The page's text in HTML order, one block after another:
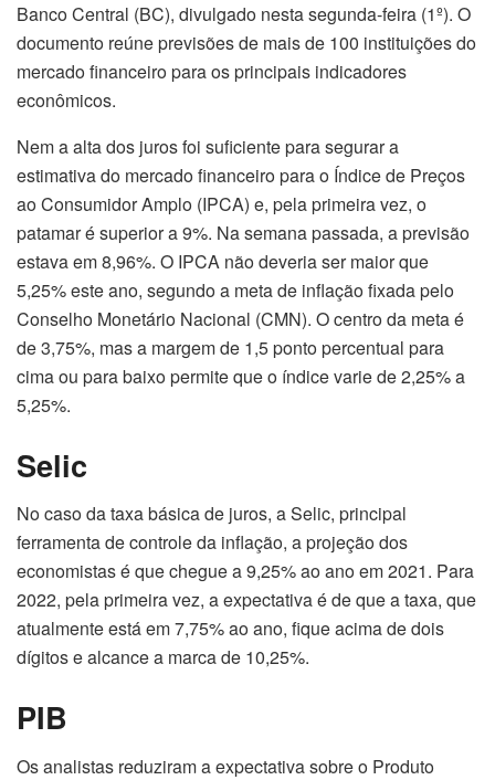
Banco Central (BC), divulgado nesta segunda-feira (1º). O
documento reúne previsões de mais de 100 instituições do
mercado financeiro para os principais indicadores
econômicos.
Nem a alta dos juros foi suficiente para segurar a
estimativa do mercado financeiro para o Índice de Preços
ao Consumidor Amplo (IPCA) e, pela primeira vez, o
patamar é superior a 9%. Na semana passada, a previsão
estava em 8,96%. O IPCA não deveria ser maior que
5,25% este ano, segundo a meta de inflação fixada pelo
Conselho Monetário Nacional (CMN). O centro da meta é
de 3,75%, mas a margem de 1,5 ponto percentual para
cima ou para baixo permite que o índice varie de 2,25% a
5,25%.
Selic
No caso da taxa básica de juros, a Selic, principal
ferramenta de controle da inflação, a projeção dos
economistas é que chegue a 9,25% ao ano em 2021. Para
2022, pela primeira vez, a expectativa é de que a taxa, que
atualmente está em 7,75% ao ano, fique acima de dois
dígitos e alcance a marca de 10,25%.
PIB
Os analistas reduziram a expectativa sobre o Produto